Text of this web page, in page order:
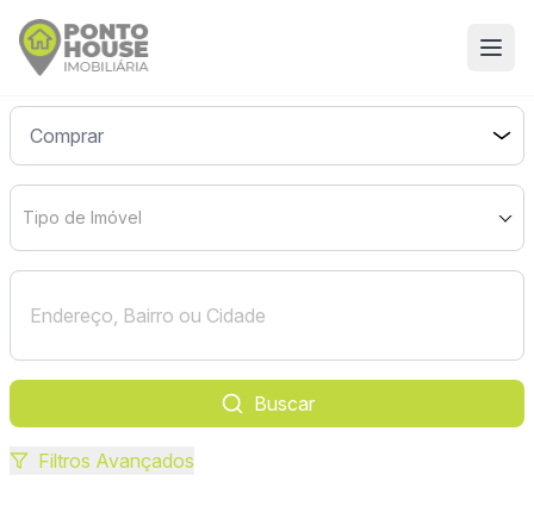
Tipo de Imóvel
Buscar
Filtros Avançados